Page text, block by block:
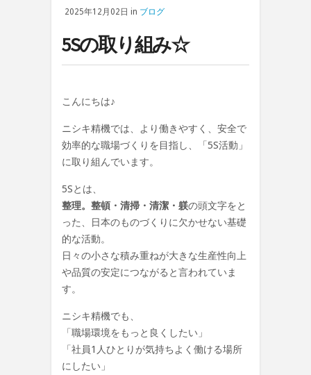
2025年12月02日 in ブログ
5Sの取り組み☆
こんにちは♪
ニシキ精機では、より働きやすく、安全で
効率的な職場づくりを目指し、「5S活動」
に取り組んでいます。
5Sとは、
整理。整頓・清掃・清潔・躾の頭文字をと
った、日本のものづくりに欠かせない基礎
的な活動。
日々の小さな積み重ねが大きな生産性向上
や品質の安定につながると言われていま
す。
ニシキ精機でも、
「職場環境をもっと良くしたい」
「社員1人ひとりが気持ちよく働ける場所
にしたい」